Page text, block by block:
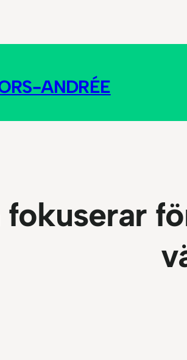
ANDRÉE
fokuserar